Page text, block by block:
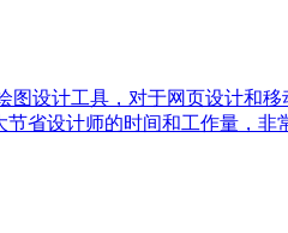
图设计工具，对于网页设计和
省设计师的时间和工作量，